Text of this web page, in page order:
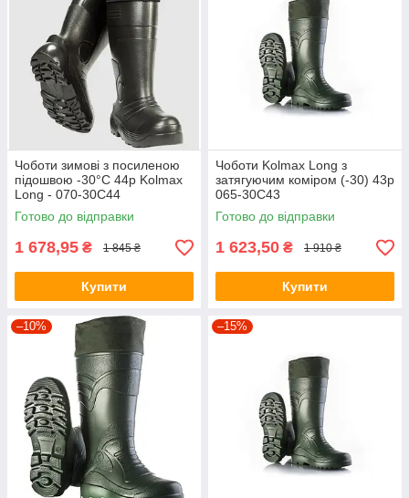
Чоботи зимові з посиленою
підошвою -30°C 44р Kolmax
Long - 070-30С44
Готово до відправки
1 678,95 ₴ 1 845 ₴
Купити
Чоботи Kolmax Long з
затягуючим коміром (-30) 43р
065-30С43
Готово до відправки
1 623,50 ₴ 1 910 ₴
Купити
–10% –15%